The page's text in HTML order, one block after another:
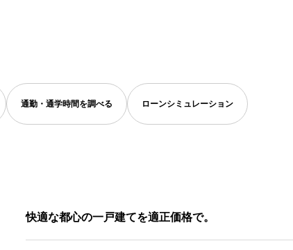
通勤・通学時間を調べる ローンシミュレーション
快適な都心の一戸建てを適正価格で。